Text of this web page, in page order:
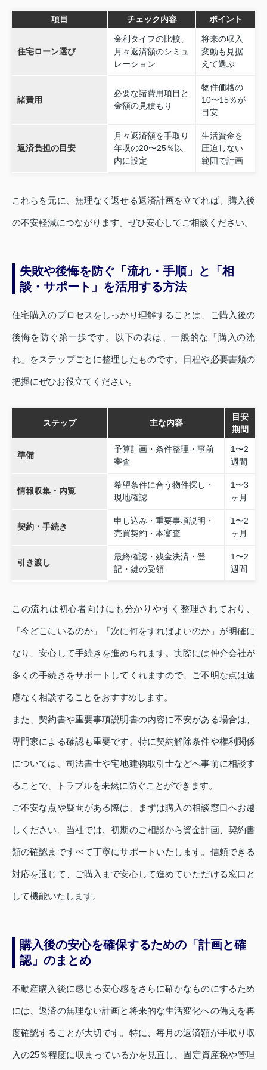
項目 チェック内容 ポイント
住宅ローン選び
金利タイプの比較、
月々返済額のシミュ
レーション
将来の収入
変動も見据
えて選ぶ
諸費用
必要な諸費用項目と
金額の見積もり
物件価格の
10〜15％が
目安
返済負担の目安
月々返済額を手取り
年収の20〜25％以
内に設定
生活資金を
圧迫しない
範囲で計画
これらを元に、無理なく返せる返済計画を立てれば、購入後
の不安軽減につながります。ぜひ安心してご相談ください。
失敗や後悔を防ぐ「流れ・手順」と「相
談・サポート」を活用する方法
住宅購入のプロセスをしっかり理解することは、ご購入後の
後悔を防ぐ第一歩です。以下の表は、一般的な「購入の流
れ」をステップごとに整理したものです。日程や必要書類の
把握にぜひお役立てください。
ステップ 主な内容
目安
期間
準備
予算計画・条件整理・事前
審査
1〜2
週間
情報収集・内覧
希望条件に合う物件探し・
現地確認
1〜3
ヶ月
契約・手続き
申し込み・重要事項説明・
売買契約・本審査
1〜2
ヶ月
引き渡し
最終確認・残金決済・登
記・鍵の受領
1〜2
週間
この流れは初心者向けにも分かりやすく整理されており、
「今どこにいるのか」「次に何をすればよいのか」が明確に
なり、安心して手続きを進められます。実際には仲介会社が
多くの手続きをサポートしてくれますので、ご不明な点は遠
慮なく相談することをおすすめします。
また、契約書や重要事項説明書の内容に不安がある場合は、
専門家による確認も重要です。特に契約解除条件や権利関係
については、司法書士や宅地建物取引士などへ事前に相談す
ることで、トラブルを未然に防ぐことができます。
ご不安な点や疑問がある際は、まずは購入の相談窓口へお越
しください。当社では、初期のご相談から資金計画、契約書
類の確認まですべて丁寧にサポートいたします。信頼できる
対応を通じて、ご購入まで安心して進めていただける窓口と
して機能いたします。
購入後の安心を確保するための「計画と確
認」のまとめ
不動産購入後に感じる安心感をさらに確かなものにするため
には、返済の無理ない計画と将来的な生活変化への備えを再
度確認することが大切です。特に、毎月の返済額が手取り収
入の25％程度に収まっているかを見直し、固定資産税や管理